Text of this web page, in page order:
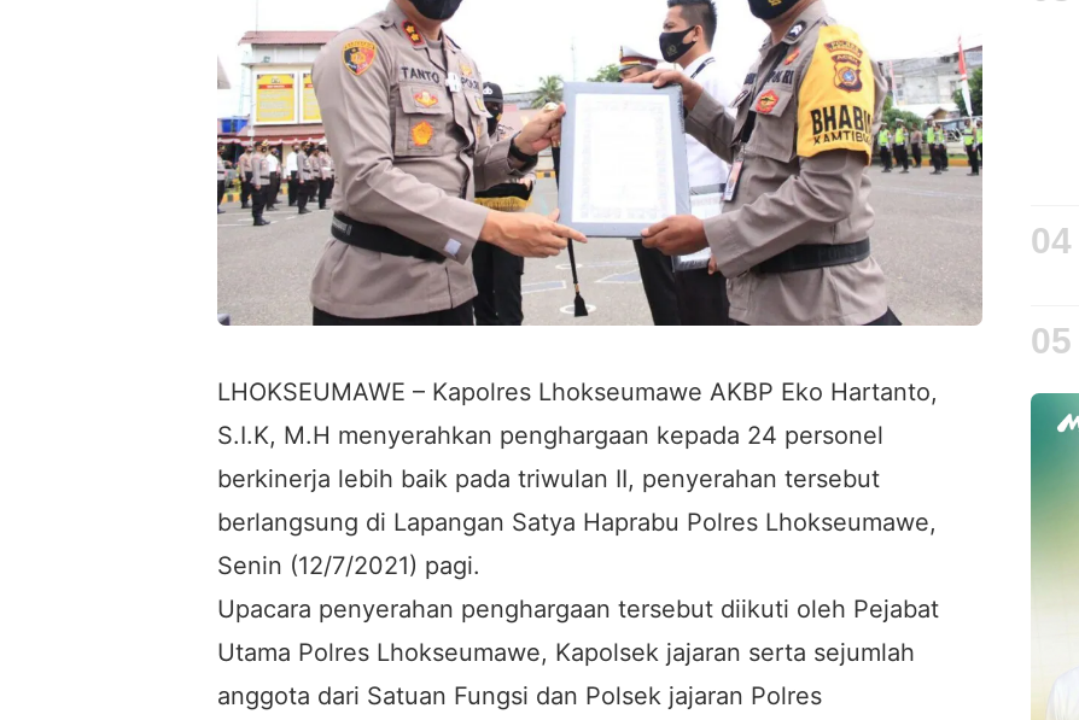
LHOKSEUMAWE – Kapolres Lhokseumawe AKBP Eko Hartanto,
S.I.K, M.H menyerahkan penghargaan kepada 24 personel
berkinerja lebih baik pada triwulan II, penyerahan tersebut
berlangsung di Lapangan Satya Haprabu Polres Lhokseumawe,
Senin (12/7/2021) pagi.
Upacara penyerahan penghargaan tersebut diikuti oleh Pejabat
Utama Polres Lhokseumawe, Kapolsek jajaran serta sejumlah
anggota dari Satuan Fungsi dan Polsek jajaran Polres
04
05